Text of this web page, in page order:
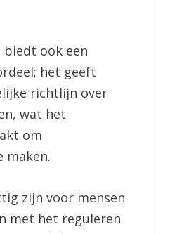
ook een
het geeft
richtlijn over
wat het
om
maken.
zijn voor mensen
met het reguleren